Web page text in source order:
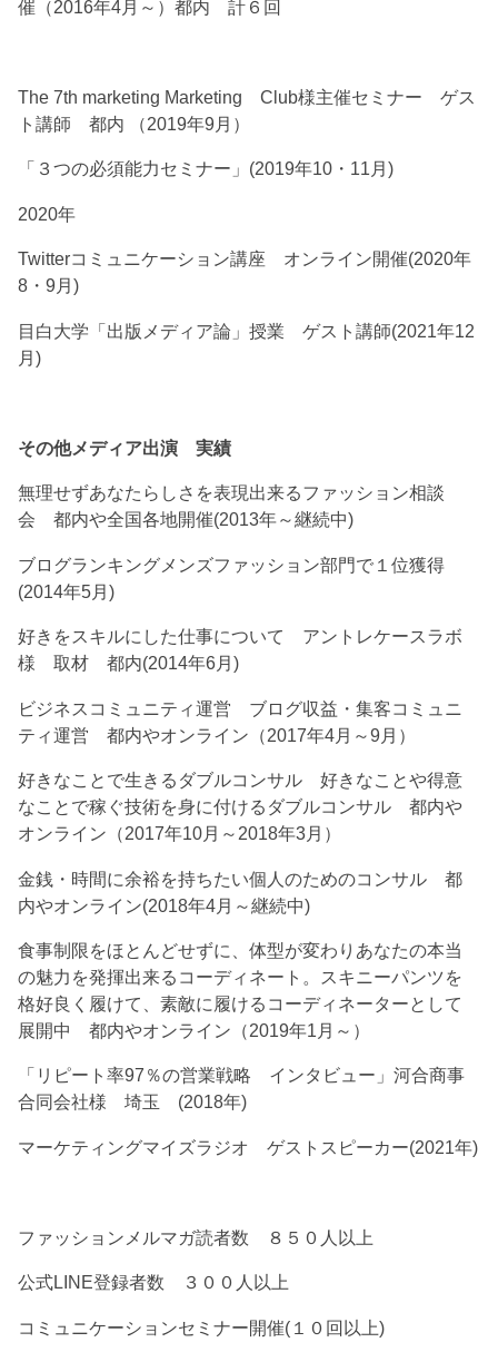
催（2016年4月～）都内 計６回
The 7th marketing Marketing Club様主催セミナー ゲス
ト講師 都内 （2019年9月）
「３つの必須能力セミナー」(2019年10・11月)
2020年
Twitterコミュニケーション講座 オンライン開催(2020年
8・9月)
目白大学「出版メディア論」授業 ゲスト講師(2021年12
月)
その他メディア出演 実績
無理せずあなたらしさを表現出来るファッション相談
会 都内や全国各地開催(2013年～継続中)
ブログランキングメンズファッション部門で１位獲得
(2014年5月)
好きをスキルにした仕事について アントレケースラボ
様 取材 都内(2014年6月)
ビジネスコミュニティ運営 ブログ収益・集客コミュニ
ティ運営 都内やオンライン（2017年4月～9月）
好きなことで生きるダブルコンサル 好きなことや得意
なことで稼ぐ技術を身に付けるダブルコンサル 都内や
オンライン（2017年10月～2018年3月）
金銭・時間に余裕を持ちたい個人のためのコンサル 都
内やオンライン(2018年4月～継続中)
食事制限をほとんどせずに、体型が変わりあなたの本当
の魅力を発揮出来るコーディネート。スキニーパンツを
格好良く履けて、素敵に履けるコーディネーターとして
展開中 都内やオンライン（2019年1月～）
「リピート率97％の営業戦略 インタビュー」河合商事
合同会社様 埼玉 (2018年)
マーケティングマイズラジオ ゲストスピーカー(2021年)
ファッションメルマガ読者数 ８５０人以上
公式LINE登録者数 ３００人以上
コミュニケーションセミナー開催(１０回以上)